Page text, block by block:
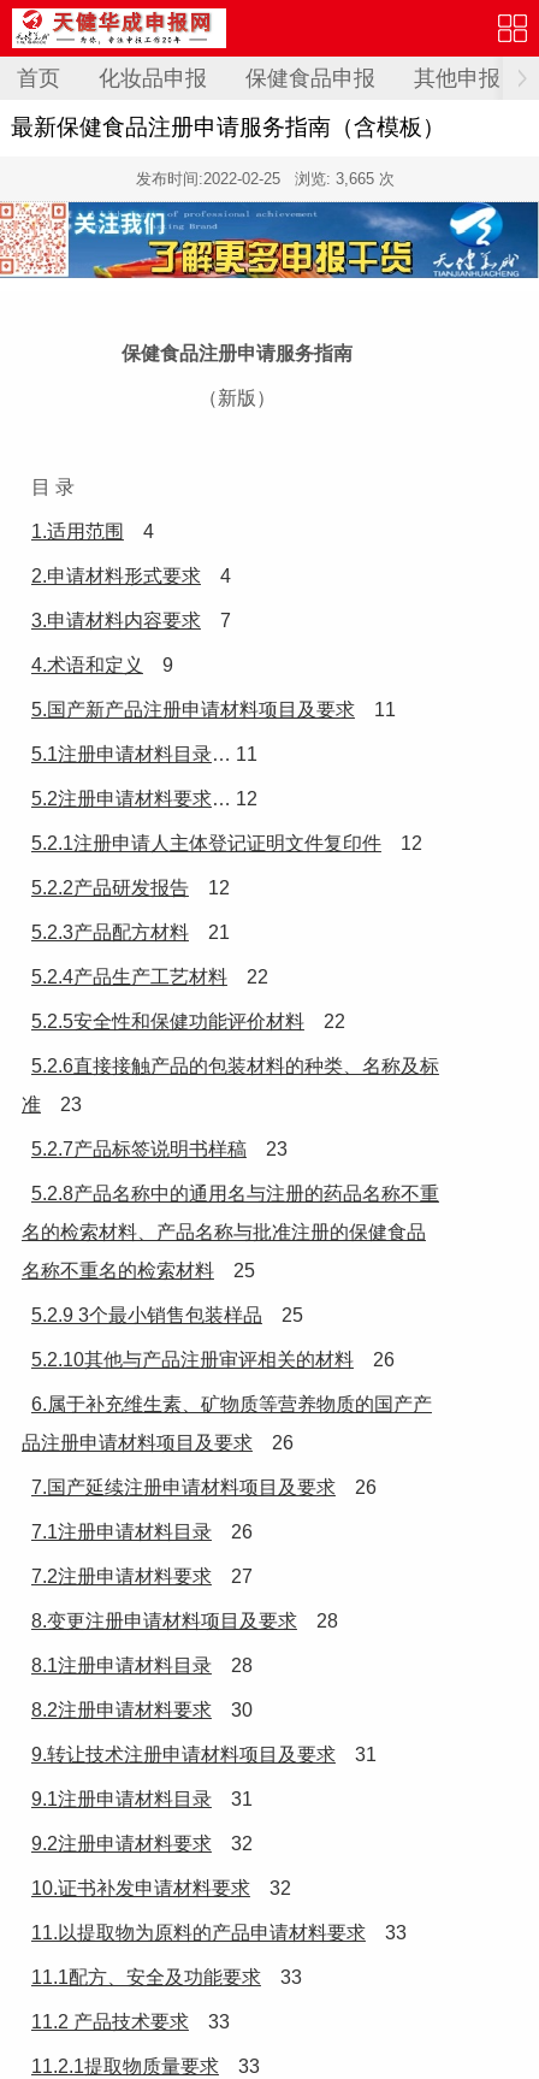
首页 化妆品申报 保健食品申报 其他申报
最新保健食品注册申请服务指南（含模板）
发布时间:2022-02-25 浏览: 3,665 次
保健食品注册申请服务指南
（新版）
目 录
1.适用范围 4
2.申请材料形式要求4
3.申请材料内容要求7
4.术语和定义 9
5.国产新产品注册申请材料项目及要求11
5.1注册申请材料目录… 11
5.2注册申请材料要求… 12
5.2.1注册申请人主体登记证明文件复印件12
5.2.2产品研发报告12
5.2.3产品配方材料21
5.2.4产品生产工艺材料22
5.2.5安全性和保健功能评价材料22
5.2.6直接接触产品的包装材料的种类、名称及标
准23
5.2.7产品标签说明书样稿23
5.2.8产品名称中的通用名与注册的药品名称不重
名的检索材料、产品名称与批准注册的保健食品
名称不重名的检索材料25
5.2.9 3个最小销售包装样品 25
5.2.10其他与产品注册审评相关的材料26
6.属于补充维生素、矿物质等营养物质的国产产
品注册申请材料项目及要求26
7.国产延续注册申请材料项目及要求26
7.1注册申请材料目录26
7.2注册申请材料要求27
8.变更注册申请材料项目及要求28
8.1注册申请材料目录28
8.2注册申请材料要求30
9.转让技术注册申请材料项目及要求31
9.1注册申请材料目录31
9.2注册申请材料要求32
10.证书补发申请材料要求32
11.以提取物为原料的产品申请材料要求33
11.1配方、安全及功能要求33
11.2 产品技术要求33
11.2.1提取物质量要求33